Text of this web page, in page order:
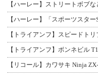
【ハーレー】ストリートボブ
【トライアンフ】スピードト
【リコール】カワサキ Ninja